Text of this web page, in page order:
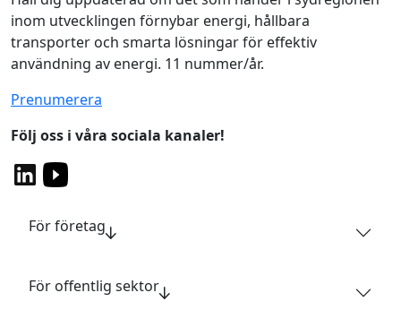
inom utvecklingen förnybar energi, hållbara
transporter och smarta lösningar för effektiv
användning av energi. 11 nummer/år.
Prenumerera
Följ oss i våra sociala kanaler!
För företag
För offentlig sektor